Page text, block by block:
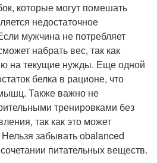
которые могут помешать
недостаточное
мужчина не потребляет
набрать вес, так как
на текущие нужды. Еще одной
белка в рационе, что
Также важно не
тренировками без
так как это может
забывать оbalanced
питательных веществ.